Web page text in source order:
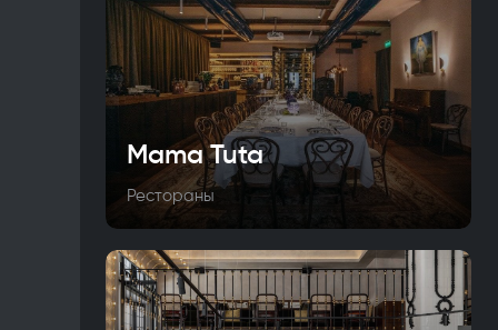
Mama Tuta
Рестораны